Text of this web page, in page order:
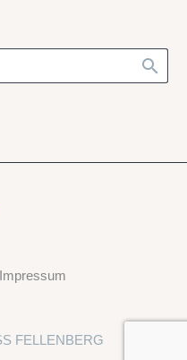
Impressum
FELLENBERG